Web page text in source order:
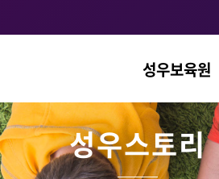
성우보육원
성우스토리